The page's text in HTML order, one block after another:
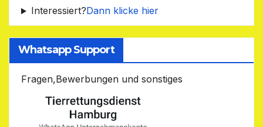
Interessiert?Dann klicke hier
Whatsapp Support
Fragen,Bewerbungen und sonstiges